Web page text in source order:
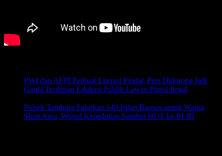
PWI dan AFPI Perkuat Literasi Pindar, Pers Didorong Jadi
Garda Terdepan Edukasi Publik Lawan Pinjol Ilegal
Polsek Tambora Salurkan 140 Paket Bansos untuk Warga
Slum Area, Wujud Kepedulian Sambut HUT ke-81 RI